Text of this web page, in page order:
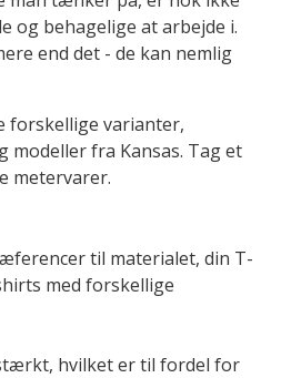
og behagelige at arbejde i.
end det - de kan nemlig
forskellige varianter,
fra Kansas. Tag et
metervarer.
til materialet, din T-
med forskellige
hvilket er til fordel for